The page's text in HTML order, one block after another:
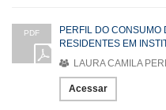
PDF
PERFIL DO CONSUMO
RESIDENTES EM
LAURA CAMILA
Acessar